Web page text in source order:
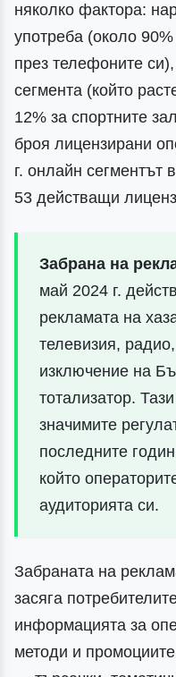
няколко фактора:
употреба (около
през телефоните
сегмента (който
12% за спортните
броя лицензирани
г. онлайн сегментът
53 действащи
Забрана на
май 2024 г.
рекламата на
телевизия,
изключение на
тотализатор.
значимите
последните
който
аудиторията си.
Забраната на
засяга
информацията за
методи и